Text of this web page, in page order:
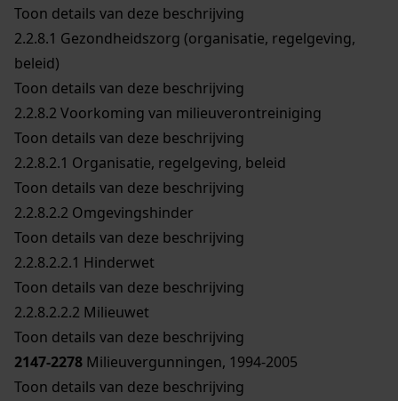
Toon details van deze beschrijving
2.2.8.1 Gezondheidszorg (organisatie, regelgeving,
beleid)
Toon details van deze beschrijving
2.2.8.2 Voorkoming van milieuverontreiniging
Toon details van deze beschrijving
2.2.8.2.1 Organisatie, regelgeving, beleid
Toon details van deze beschrijving
2.2.8.2.2 Omgevingshinder
Toon details van deze beschrijving
2.2.8.2.2.1 Hinderwet
Toon details van deze beschrijving
2.2.8.2.2.2 Milieuwet
Toon details van deze beschrijving
2147-2278 Milieuvergunningen, 1994-2005
Toon details van deze beschrijving